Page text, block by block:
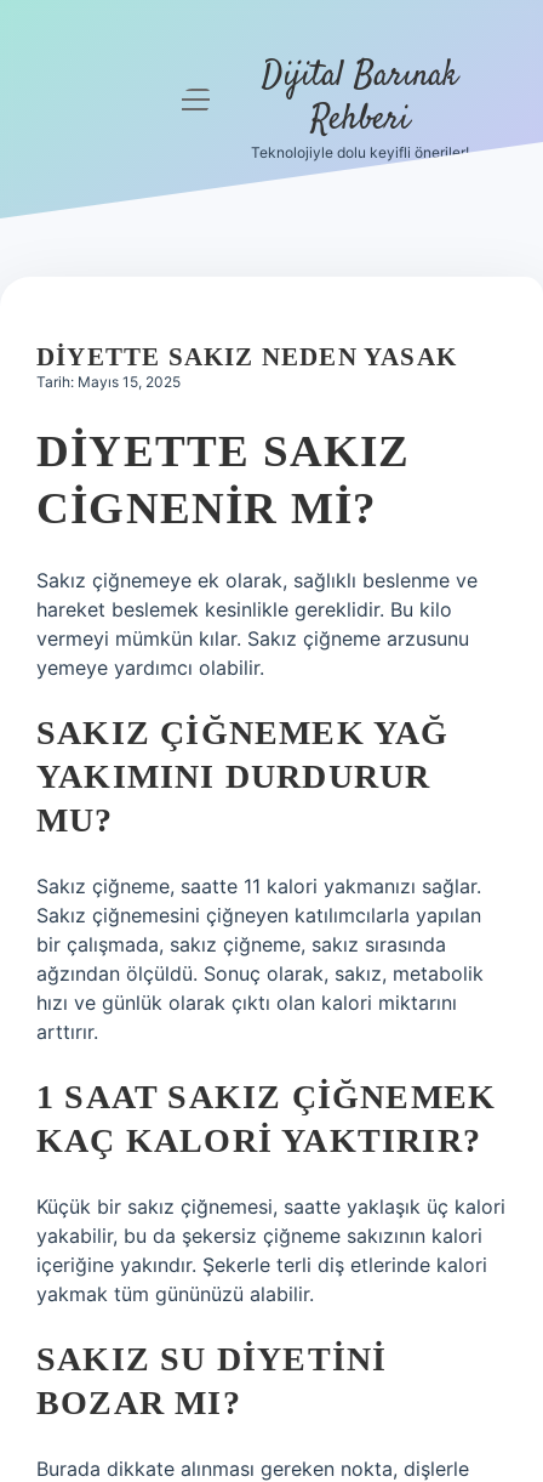
Hakkımızda
menüyü
Dijital Barınak
Rehberi
Teknolojiyle dolu keyifli öneriler!
DIYETTE SAKIZ NEDEN YASAK
Tarih: Mayıs 15, 2025
DIYETTE SAKIZ
CIGNENIR MI?
Sakız çiğnemeye ek olarak, sağlıklı beslenme ve
hareket beslemek kesinlikle gereklidir. Bu kilo
vermeyi mümkün kılar. Sakız çiğneme arzusunu
yemeye yardımcı olabilir.
SAKIZ ÇIĞNEMEK YAĞ
YAKIMINI DURDURUR
MU?
Sakız çiğneme, saatte 11 kalori yakmanızı sağlar.
Sakız çiğnemesini çiğneyen katılımcılarla yapılan
bir çalışmada, sakız çiğneme, sakız sırasında
ağzından ölçüldü. Sonuç olarak, sakız, metabolik
hızı ve günlük olarak çıktı olan kalori miktarını
arttırır.
1 SAAT SAKIZ ÇIĞNEMEK
KAÇ KALORI YAKTIRIR?
Küçük bir sakız çiğnemesi, saatte yaklaşık üç kalori
yakabilir, bu da şekersiz çiğneme sakızının kalori
içeriğine yakındır. Şekerle terli diş etlerinde kalori
yakmak tüm gününüzü alabilir.
SAKIZ SU DIYETINI
BOZAR MI?
Burada dikkate alınması gereken nokta, dişlerle